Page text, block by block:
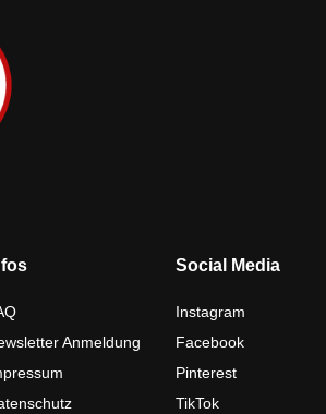
Anmeldung
Social Media
Instagram
Facebook
Pinterest
TikTok